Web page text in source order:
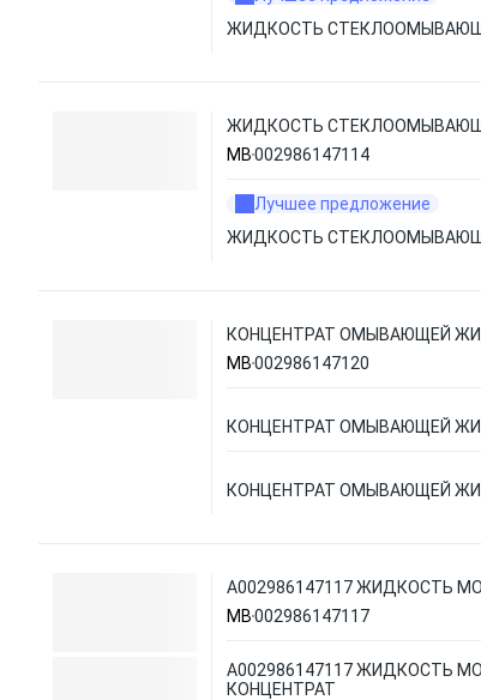
ЖИДКОСТЬ
ЖИДКОСТЬ
MB002986147114
Лучшее предложение
ЖИДКОСТЬ
КОНЦЕНТРАТ ОМЫВАЮЩЕЙ
MB002986147120
КОНЦЕНТРАТ ОМЫВАЮЩЕЙ
КОНЦЕНТРАТ ОМЫВАЮЩЕЙ
A002986147117 ЖИДКОСТЬ
MB002986147117
A002986147117 ЖИДКОСТЬ
КОНЦЕНТРАТ